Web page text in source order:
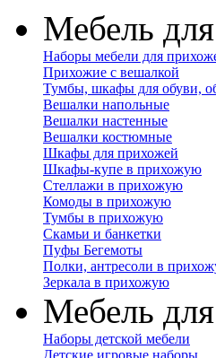
Мебель
Наборы мебели для
Прихожие с вешалкой
Тумбы, шкафы для обуви,
Вешалки напольные
Вешалки настенные
Вешалки костюмные
Шкафы для прихожей
Шкафы-купе в прихожую
Стеллажи в прихожую
Комоды в прихожую
Тумбы в прихожую
Скамьи и банкетки
Пуфы Бегемоты
Полки, антресоли в
Зеркала в прихожую
Мебель
Наборы детской мебели
Детские игровые наборы